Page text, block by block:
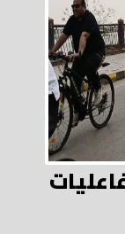
والرياضة تواصل فاعليات